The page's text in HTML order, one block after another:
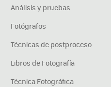
Análisis y pruebas
Fotógrafos
Técnicas de postproceso
Libros de Fotografía
Técnica Fotográfica